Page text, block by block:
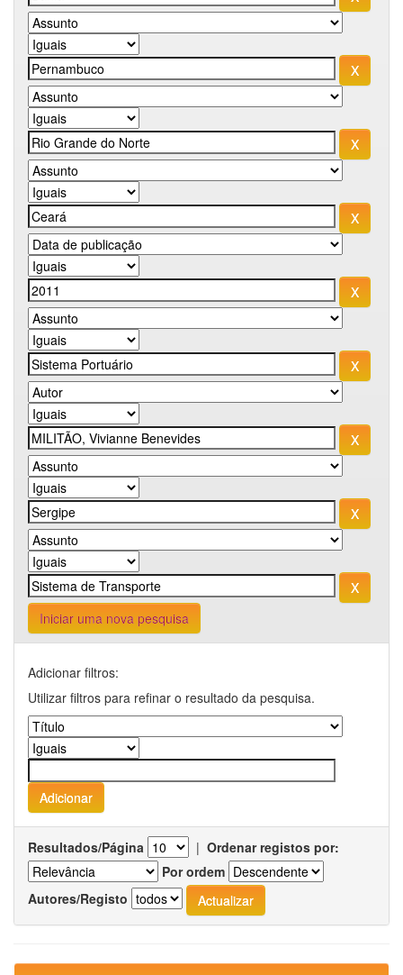
Iniciar uma nova pesquisa
Adicionar filtros:
Utilizar filtros para refinar o resultado da pesquisa.
Resultados/Página | Ordenar registos por:
Por ordem
Autores/Registo